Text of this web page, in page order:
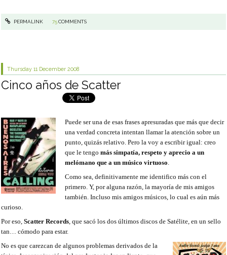
PERMALINK 75COMMENTS
Thursday 11 December 2008
Cinco años de Scatter
Puede ser una de esas frases apresuradas que más que decir
una verdad concreta intentan llamar la atención sobre un
punto, quizás relativo. Pero la voy a escribir igual: creo
que le tengomás simpatía, respeto y aprecio a un
melómano que a un músico virtuoso
Como sea, definitivamente me identifico más con el
primero. Y, por alguna razón, la mayoría de mis amigos
también. Incluso mis amigos músicos, lo cual es aún más
curioso.
Por eso, Scatter Records , que sacó los dos últimos discos de Satélite, en un sello
tan… cómodo para estar.
No es que carezcan de algunos problemas derivados de la